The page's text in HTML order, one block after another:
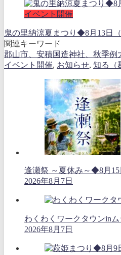
イベント開催
鬼の里納涼夏まつり◆8月13日（
関連キーワード
郡山市、安積国造神社、秋季例
イベント開催, お知らせ, 知る（
逢瀬祭 ～夏休み～◆8月15
2026年8月7日
わくわくワークタウンin
2026年8月7日